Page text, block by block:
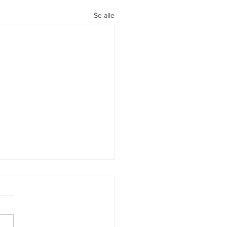
Se alle